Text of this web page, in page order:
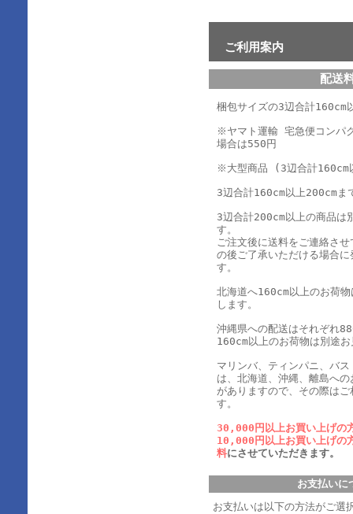
ご利用案内
配送
梱包サイズの3辺合計
※ヤマト運輸 宅急便コンパ
場合は550円
※大型商品 (3辺合計160cm
3辺合計160cm以上200cm
3辺合計200cm以上の商品は
す。
ご注文後に送料をご連絡さ
の後ご了承いただける場合
す。
北海道へ160cm以上のお荷
します。
沖縄県への配送はそれぞれ
160cm以上のお荷物は別途
マリンバ、ティンパニ、バ
は、北海道、沖縄、離島へ
がありますので、その際は
す。
30,000円以上お買い上げの
10,000円以上お買い上げの
料にさせていただきます。
お支払いに
お支払いは以下の方法がご選